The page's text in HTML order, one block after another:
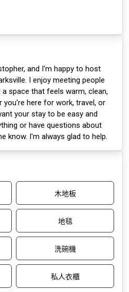
and I'm happy to host
I enjoy meeting people
space that feels warm, clean,
you're here for work, travel, or
your stay to be easy and
or have questions about
know. I'm always glad to help.
木地板
地毯
洗碗機
私人衣櫃